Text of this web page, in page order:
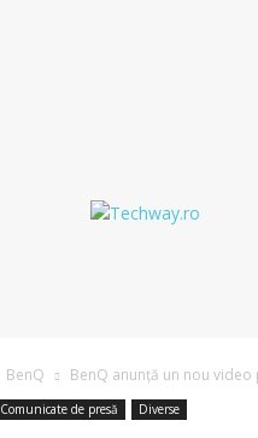
BenQ BenQ anunță un nou
Comunicate de presă Diverse